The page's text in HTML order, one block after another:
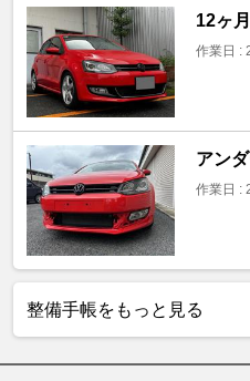
12ヶ
作業日 :
アン
作業日 :
整備手帳をもっと見る